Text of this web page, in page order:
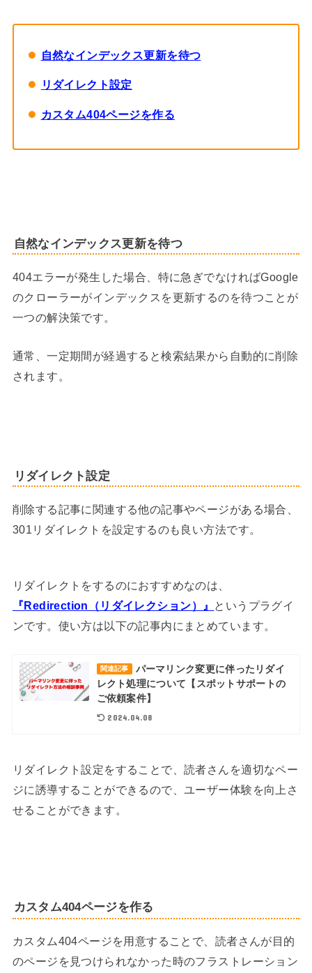
自然なインデックス更新を待つ
リダイレクト設定
カスタム404ページを作る
自然なインデックス更新を待つ
404エラーが発生した場合、特に急ぎでなければGoogle
のクローラーがインデックスを更新するのを待つことが
一つの解決策です。
通常、一定期間が経過すると検索結果から自動的に削除
されます。
リダイレクト設定
削除する記事に関連する他の記事やページがある場合、
301リダイレクトを設定するのも良い方法です。
リダイレクトをするのにおすすめなのは、
『Redirection（リダイレクション）』 というプラグイ
ンです。使い方は以下の記事内にまとめています。
関連記事
パーマリンク変更に伴ったリダイ
レクト処理について【スポットサポートの
ご依頼案件】
2024.04.08
リダイレクト設定をすることで、読者さんを適切なペー
ジに誘導することができるので、ユーザー体験を向上さ
せることができます。
カスタム404ページを作る
カスタム404ページを用意することで、読者さんが目的
のページを見つけられなかった時のフラストレーション